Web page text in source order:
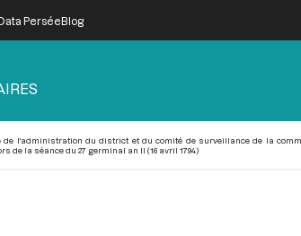
PerséeBlog
de l'administration du district et du comité de surveillance de la
de la séance du 27 germinal an II (16 avril 1794)